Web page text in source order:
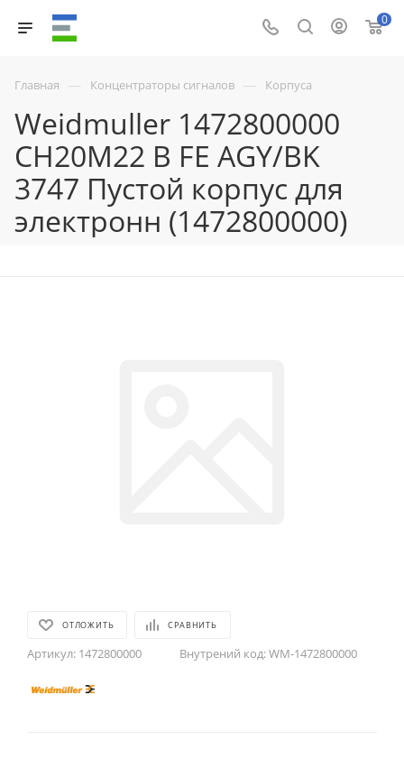
0
Главная — Концентраторы сигналов — Корпуса
Weidmuller 1472800000
CH20M22 B FE AGY/BK
3747 Пустой корпус для
электронн (1472800000)
ОТЛОЖИТЬ СРАВНИТЬ
Артикул: 1472800000 Внутрений код:WM-1472800000